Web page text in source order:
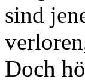
sind
Doch